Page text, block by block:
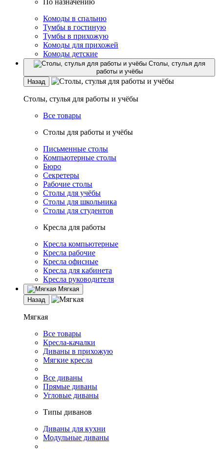
По назначению
Комоды в спальню
Тумбы в гостиную
Тумбы в прихожую
Комоды для прихожей
Комоды детские
Столы, стулья для
работы и учёбы
Назад
Столы, стулья для работы и учёбы
Все товары
Столы для работы и учёбы
Письменные столы
Компьютерные столы
Бюро
Секретеры
Рабочие столы
Столы для учёбы
Столы для школьника
Столы для студентов
Кресла для работы
Кресла компьютерные
Кресла рабочие
Кресла офисные
Кресла для кабинета
Кресла руководителя
Мягкая
Назад
Мягкая
Все товары
Кресла-качалки
Диваны в прихожую
Мягкие кресла
Все диваны
Прямые диваны
Угловые диваны
Типы диванов
Диваны для кухни
Модульные диваны